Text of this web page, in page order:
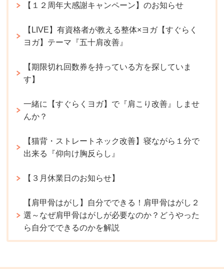
【１２周年大感謝キャンペーン】のお知らせ
【LIVE】有資格者が教える整体×ヨガ【すぐらく
ヨガ】テーマ『五十肩改善』
【期限切れ回数券を持っている方を探していま
す】
一緒に【すぐらくヨガ】で『肩こり改善』しませ
んか？
【猫背・ストレートネック改善】寝ながら１分で
出来る『仰向け胸反らし』
【３月休業日のお知らせ】
【肩甲骨はがし】自分でできる！肩甲骨はがし２
選～なぜ肩甲骨はがしが必要なのか？どうやった
ら自分でできるのかを解説